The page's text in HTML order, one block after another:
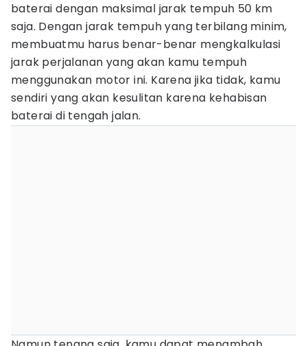
baterai dengan maksimal jarak tempuh 50 km
saja. Dengan jarak tempuh yang terbilang minim,
membuatmu harus benar-benar mengkalkulasi
jarak perjalanan yang akan kamu tempuh
menggunakan motor ini. Karena jika tidak, kamu
sendiri yang akan kesulitan karena kehabisan
baterai di tengah jalan.